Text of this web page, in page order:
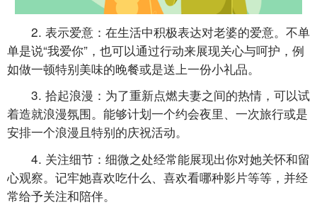
2. 表示爱意：在生活中积极表达对老婆的爱意。不单
单是说“我爱你”，也可以通过行动来展现关心与呵护，例
如做一顿特别美味的晚餐或是送上一份小礼品。
3. 拾起浪漫：为了重新点燃夫妻之间的热情，可以试
着造就浪漫氛围。能够计划一个约会夜里、一次旅行或是
安排一个浪漫且特别的庆祝活动。
4. 关注细节：细微之处经常能展现出你对她关怀和留
心观察。记牢她喜欢吃什么、喜欢看哪种影片等等，并经
常给予关注和陪伴。